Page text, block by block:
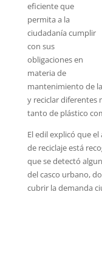
eficiente que
permita a la
ciudadanía cumplir
con sus
obligaciones en
materia de
mantenimiento de
y reciclar diferentes
tanto de plástico
El edil explicó que
de reciclaje está
que se detectó
del casco urbano,
cubrir la demanda